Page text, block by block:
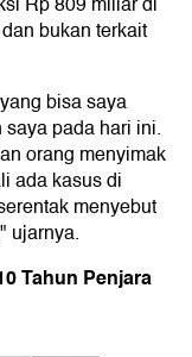
bukan terkait
bisa saya
pada hari ini.
orang menyimak
ada kasus di
menyebut
ujarnya.
Tahun Penjara